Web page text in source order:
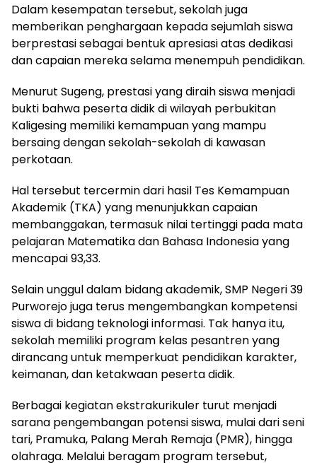
Dalam kesempatan tersebut, sekolah juga
memberikan penghargaan kepada sejumlah siswa
berprestasi sebagai bentuk apresiasi atas dedikasi
dan capaian mereka selama menempuh pendidikan.
Menurut Sugeng, prestasi yang diraih siswa menjadi
bukti bahwa peserta didik di wilayah perbukitan
Kaligesing memiliki kemampuan yang mampu
bersaing dengan sekolah-sekolah di kawasan
perkotaan.
Hal tersebut tercermin dari hasil Tes Kemampuan
Akademik (TKA) yang menunjukkan capaian
membanggakan, termasuk nilai tertinggi pada mata
pelajaran Matematika dan Bahasa Indonesia yang
mencapai 93,33.
Selain unggul dalam bidang akademik, SMP Negeri 39
Purworejo juga terus mengembangkan kompetensi
siswa di bidang teknologi informasi. Tak hanya itu,
sekolah memiliki program kelas pesantren yang
dirancang untuk memperkuat pendidikan karakter,
keimanan, dan ketakwaan peserta didik.
Berbagai kegiatan ekstrakurikuler turut menjadi
sarana pengembangan potensi siswa, mulai dari seni
tari, Pramuka, Palang Merah Remaja (PMR), hingga
olahraga. Melalui beragam program tersebut,